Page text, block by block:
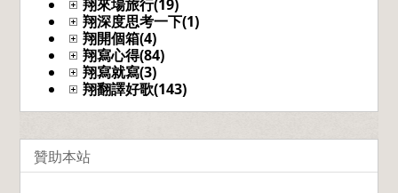
翔來場旅行(19)
翔深度思考一下(1)
翔開個箱(4)
翔寫心得(84)
翔寫就寫(3)
翔翻譯好歌(143)
贊助本站